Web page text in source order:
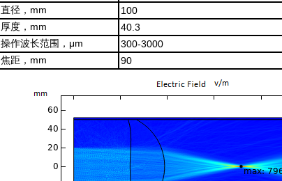
直径，mm
100
厚度，mm
40.3
操作波长范围，μm
300-3000
焦距，mm
90